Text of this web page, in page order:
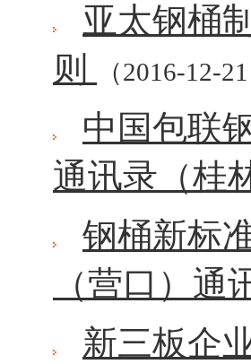
亚太钢桶
则
（2016-12-
中国包联
通讯录（桂
钢桶新标
（营口）通
新三板企